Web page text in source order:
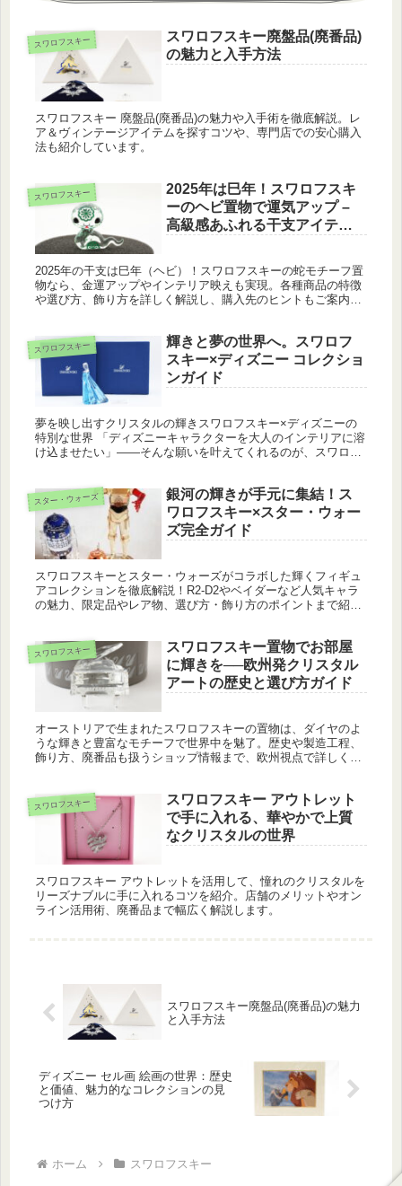
スワロフスキー
スワロフスキー廃盤品(廃番品)
の魅力と入手方法
スワロフスキー 廃盤品(廃番品)の魅力や入手術を徹底解説。レ
ア＆ヴィンテージアイテムを探すコツや、専門店での安心購入
法も紹介しています。
スワロフスキー
2025年は巳年！スワロフスキ
ーのヘビ置物で運気アップ –
高級感あふれる干支アイテム
2025年の干支は巳年（ヘビ）！スワロフスキーの蛇モチーフ置
物なら、金運アップやインテリア映えも実現。各種商品の特徴
や選び方、飾り方を詳しく解説し、購入先のヒントもご案内し
スワロフスキー
輝きと夢の世界へ。スワロフ
スキー×ディズニー コレクショ
ンガイド
夢を映し出すクリスタルの輝きスワロフスキー×ディズニーの
特別な世界 「ディズニーキャラクターを大人のインテリアに溶
け込ませたい」――そんな願いを叶えてくれるのが、スワロフ
スター・ウォーズ
銀河の輝きが手元に集結！ス
ワロフスキー×スター・ウォー
ズ完全ガイド
スワロフスキーとスター・ウォーズがコラボした輝くフィギュ
アコレクションを徹底解説！R2-D2やベイダーなど人気キャラ
の魅力、限定品やレア物、選び方・飾り方のポイントまで紹
スワロフスキー
スワロフスキー置物でお部屋
に輝きを──欧州発クリスタル
アートの歴史と選び方ガイド
オーストリアで生まれたスワロフスキーの置物は、ダイヤのよ
うな輝きと豊富なモチーフで世界中を魅了。歴史や製造工程、
飾り方、廃番品も扱うショップ情報まで、欧州視点で詳しく解
スワロフスキー
スワロフスキー アウトレット
で手に入れる、華やかで上質
なクリスタルの世界
スワロフスキー アウトレットを活用して、憧れのクリスタルを
リーズナブルに手に入れるコツを紹介。店舗のメリットやオン
ライン活用術、廃番品まで幅広く解説します。
スワロフスキー廃盤品(廃番品)の魅力
と入手方法
ディズニー セル画 絵画の世界：歴史
と価値、魅力的なコレクションの見
つけ方
ホーム スワロフスキー